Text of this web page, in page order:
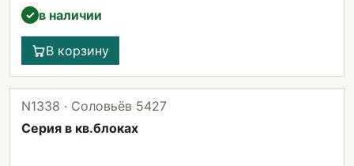
✓ в наличии
В корзину
N1338 · Соловьёв 5427
Серия в кв.блоках